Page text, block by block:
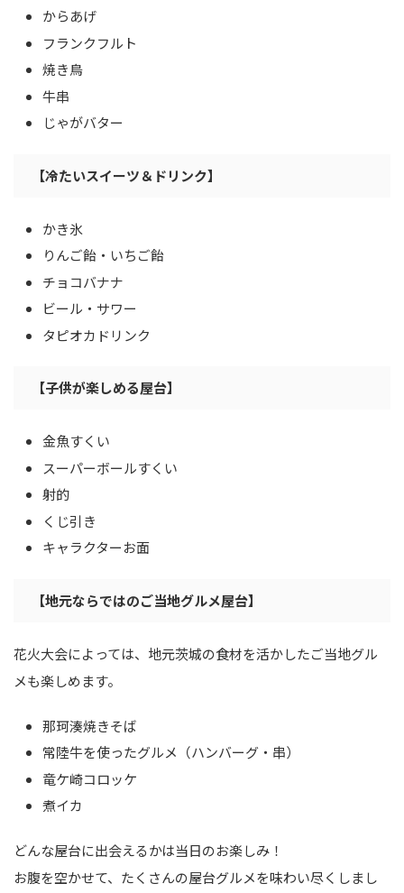
からあげ
フランクフルト
焼き鳥
牛串
じゃがバター
【冷たいスイーツ＆ドリンク】
かき氷
りんご飴・いちご飴
チョコバナナ
ビール・サワー
タピオカドリンク
【子供が楽しめる屋台】
金魚すくい
スーパーボールすくい
射的
くじ引き
キャラクターお面
【地元ならではのご当地グルメ屋台】
花火大会によっては、地元茨城の食材を活かしたご当地グル
メも楽しめます。
那珂湊焼きそば
常陸牛を使ったグルメ（ハンバーグ・串）
竜ケ崎コロッケ
煮イカ
どんな屋台に出会えるかは当日のお楽しみ！
お腹を空かせて、たくさんの屋台グルメを味わい尽くしまし